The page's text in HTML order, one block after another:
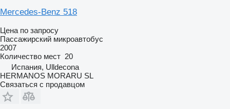
Mercedes-Benz 518
Цена по запросу
Пассажирский микроавтобус
2007
Количество мест 20
Испания, Ulldecona
HERMANOS MORARU SL
Связаться с продавцом